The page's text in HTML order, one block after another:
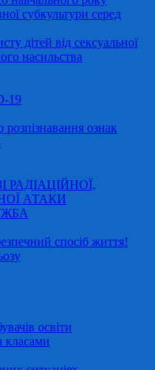
субкультури серед
дітей від сексуальної
насильства
19
ознак
РАДІАЦІЙНОЇ,
АТАКИ
спосіб життя!
освіти
класами